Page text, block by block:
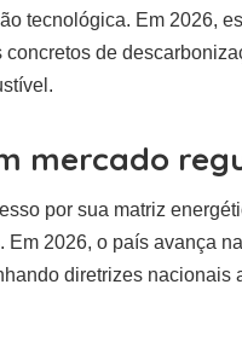
tecnológica. Em 2026,
de
mercado
por sua matriz
2026, o país avança
diretrizes nacionais